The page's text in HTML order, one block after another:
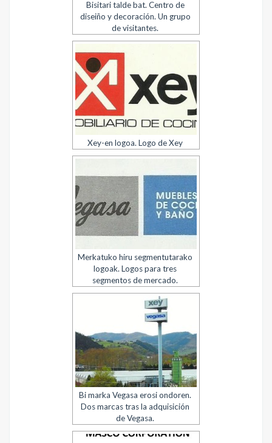
Bisitari talde bat. Centro de
diseiño y decoración. Un grupo
de visitantes.
Xey-en logoa. Logo de Xey
Merkatuko hiru segmentutarako
logoak. Logos para tres
segmentos de mercado.
Bi marka Vegasa erosi ondoren.
Dos marcas tras la adquisición
de Vegasa.